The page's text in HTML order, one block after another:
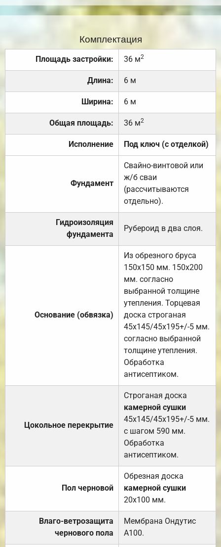
Комплектация
Площадь застройки: 36 м2
Длина: 6 м
Ширина: 6 м
Общая площадь: 36 м2
Исполнение Под ключ (с отделкой)
Фундамент
Свайно-винтовой или
ж/б сваи
(рассчитываются
отдельно).
Гидроизоляция
фундамента
Рубероид в два слоя.
Основание (обвязка)
Из обрезного бруса
150х150 мм. 150х200
мм. согласно
выбранной толщине
утепления. Торцевая
доска строганая
45х145/45х195+/-5 мм.
согласно выбранной
толщине утепления.
Обработка
антисептиком.
Цокольное перекрытие
Строганая доска
камерной сушки
45х145/45х195+/-5 мм.
с шагом 590 мм.
Обработка
антисептиком.
Пол черновой
Обрезная доска
камерной сушки
20х100 мм.
Влаго-ветрозащита
чернового пола
Мембрана Ондутис
А100.